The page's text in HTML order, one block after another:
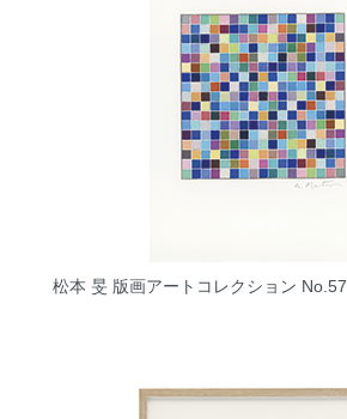
松本 旻 版画アートコレクション No.57